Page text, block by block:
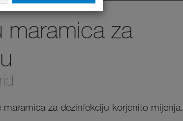
za
za dezinfekciju korjenito mijenja.